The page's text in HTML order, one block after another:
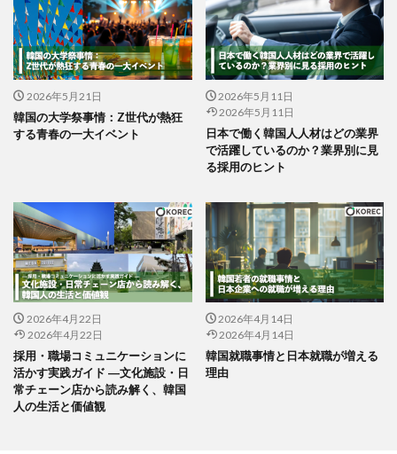
2026年5月21日
韓国の大学祭事情：Z世代が熱狂
する青春の一大イベント
2026年5月11日
2026年5月11日
日本で働く韓国人人材はどの業界
で活躍しているのか？業界別に見
る採用のヒント
2026年4月22日
2026年4月22日
採用・職場コミュニケーションに
活かす実践ガイド ―文化施設・日
常チェーン店から読み解く、韓国
人の生活と価値観
2026年4月14日
2026年4月14日
韓国就職事情と日本就職が増える
理由